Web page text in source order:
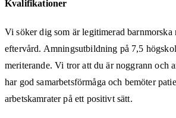
Kvalifikationer
Vi söker dig som är legitimerad barnmorska
eftervård. Amningsutbildning på 7,5
meriterande. Vi tror att du är noggrann och
har god samarbetsförmåga och bemöter
arbetskamrater på ett positivt sätt.